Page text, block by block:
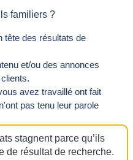
familiers ?
tête des résultats de
et/ou des annonces
avez travaillé ont fait
pas tenu leur parole
stagnent parce qu’ils
de résultat de recherche.